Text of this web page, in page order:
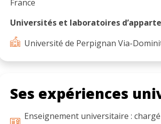
France
Universités et laboratoires
Université de Perpignan Via-
Ses expériences
Enseignement universitaire :